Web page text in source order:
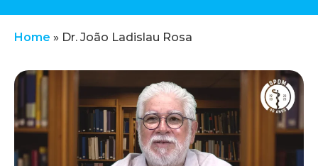
Home » Dr. João Ladislau Rosa